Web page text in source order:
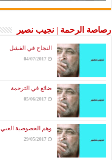
رصاصة الرحمة | نجيب نصير
النجاح في الفشل
04/07/2017
ضائع في الترجمة
05/06/2017
وهم الخصوصية الغبي
29/05/2017